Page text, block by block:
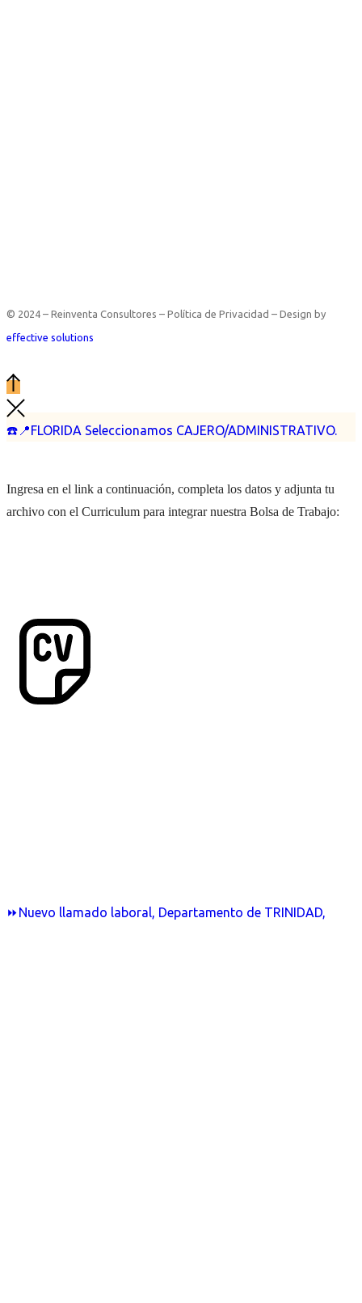
☎️📍FLORIDA Seleccionamos CAJERO/ADMINISTRATIVO.
⏩Nuevo llamado laboral, Departamento de TRINIDAD,
© 2024 – Reinventa Consultores – Política de Privacidad – Design by
effective solutions
Ingresa en el link a continuación, completa los datos y adjunta tu
archivo con el Curriculum para integrar nuestra Bolsa de Trabajo: